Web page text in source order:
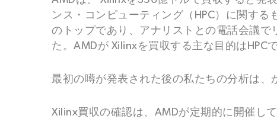
ンス・コンピューティング（HPC）に関す
のトップであり、アナリストとの電話会議で
た。AMDが Xilinxを買収する主な目的はHPC
最初の噂が発表された後の私たちの分析は、
Xilinx買収の確認は、AMDが定期的に開催し